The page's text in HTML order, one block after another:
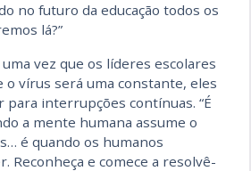
no futuro da educação todos os
lá?”
vez que os líderes escolares
o vírus será uma constante, eles
interrupções contínuas. “É
a mente humana assume o
é quando os humanos
Reconheça e comece a resolvê-